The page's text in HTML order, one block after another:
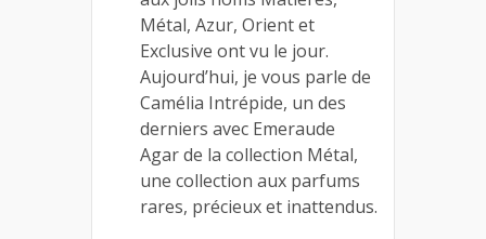
Métal, Azur, Orient et
Exclusive ont vu le jour.
Aujourd’hui, je vous parle de
Camélia Intrépide, un des
derniers avec Emeraude
Agar de la collection Métal,
une collection aux parfums
rares, précieux et inattendus.